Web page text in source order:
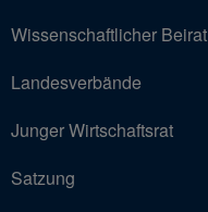
Wissenschaftlicher Beirat
Landesverbände
Junger Wirtschaftsrat
Satzung